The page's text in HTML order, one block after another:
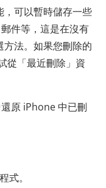
可以暫時儲存一些
件等，這是在沒有
法。如果您刪除的
從「最近刪除」資
原 iPhone 中已刪
式。